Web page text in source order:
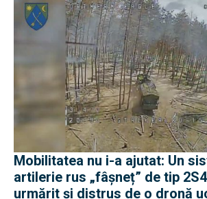
Mobilitatea nu i-a ajutat: Un
artilerie rus „fâșneț” de tip
urmărit și distrus de o dronă